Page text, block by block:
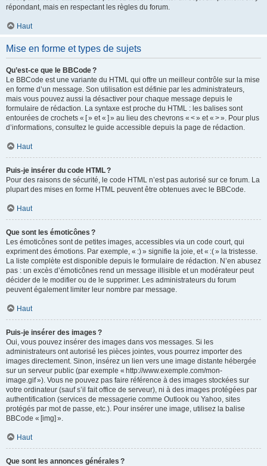
répondant, mais en respectant les règles du forum.
Haut
Mise en forme et types de sujets
Qu’est-ce que le BBCode ?
Le BBCode est une variante du HTML qui offre un meilleur contrôle sur la mise
en forme d’un message. Son utilisation est définie par les administrateurs,
mais vous pouvez aussi la désactiver pour chaque message depuis le
formulaire de rédaction. La syntaxe est proche du HTML : les balises sont
entourées de crochets « [ » et « ] » au lieu des chevrons « < » et « > ». Pour plus
d’informations, consultez le guide accessible depuis la page de rédaction.
Haut
Puis-je insérer du code HTML ?
Pour des raisons de sécurité, le code HTML n’est pas autorisé sur ce forum. La
plupart des mises en forme HTML peuvent être obtenues avec le BBCode.
Haut
Que sont les émoticônes ?
Les émoticônes sont de petites images, accessibles via un code court, qui
expriment des émotions. Par exemple, « :) » signifie la joie, et « :( » la tristesse.
La liste complète est disponible depuis le formulaire de rédaction. N’en abusez
pas : un excès d’émoticônes rend un message illisible et un modérateur peut
décider de le modifier ou de le supprimer. Les administrateurs du forum
peuvent également limiter leur nombre par message.
Haut
Puis-je insérer des images ?
Oui, vous pouvez insérer des images dans vos messages. Si les
administrateurs ont autorisé les pièces jointes, vous pourrez importer des
images directement. Sinon, insérez un lien vers une image distante hébergée
sur un serveur public (par exemple « http://www.exemple.com/mon-
image.gif »). Vous ne pouvez pas faire référence à des images stockées sur
votre ordinateur (sauf s’il fait office de serveur), ni à des images protégées par
authentification (services de messagerie comme Outlook ou Yahoo, sites
protégés par mot de passe, etc.). Pour insérer une image, utilisez la balise
BBCode « [img] ».
Haut
Que sont les annonces générales ?